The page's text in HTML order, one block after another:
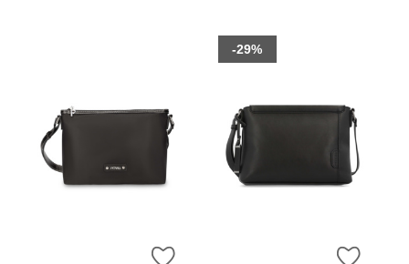
ZUR WUNSCHLISTE HINZUFÜGEN
ZUR
-29%